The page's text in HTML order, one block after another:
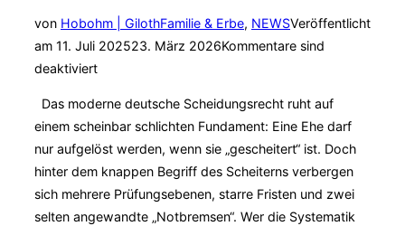
von Hobohm | GilothFamilie & Erbe, NEWSVeröffentlicht
am 11. Juli 202523. März 2026Kommentare sind
deaktiviert
Das moderne deutsche Scheidungsrecht ruht auf
einem scheinbar schlichten Fundament: Eine Ehe darf
nur aufgelöst werden, wenn sie „gescheitert“ ist. Doch
hinter dem knappen Begriff des Scheiterns verbergen
sich mehrere Prüfungsebenen, starre Fristen und zwei
selten angewandte „Notbremsen“. Wer die Systematik